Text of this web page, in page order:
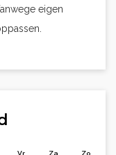
eigen
Vr Za Zo